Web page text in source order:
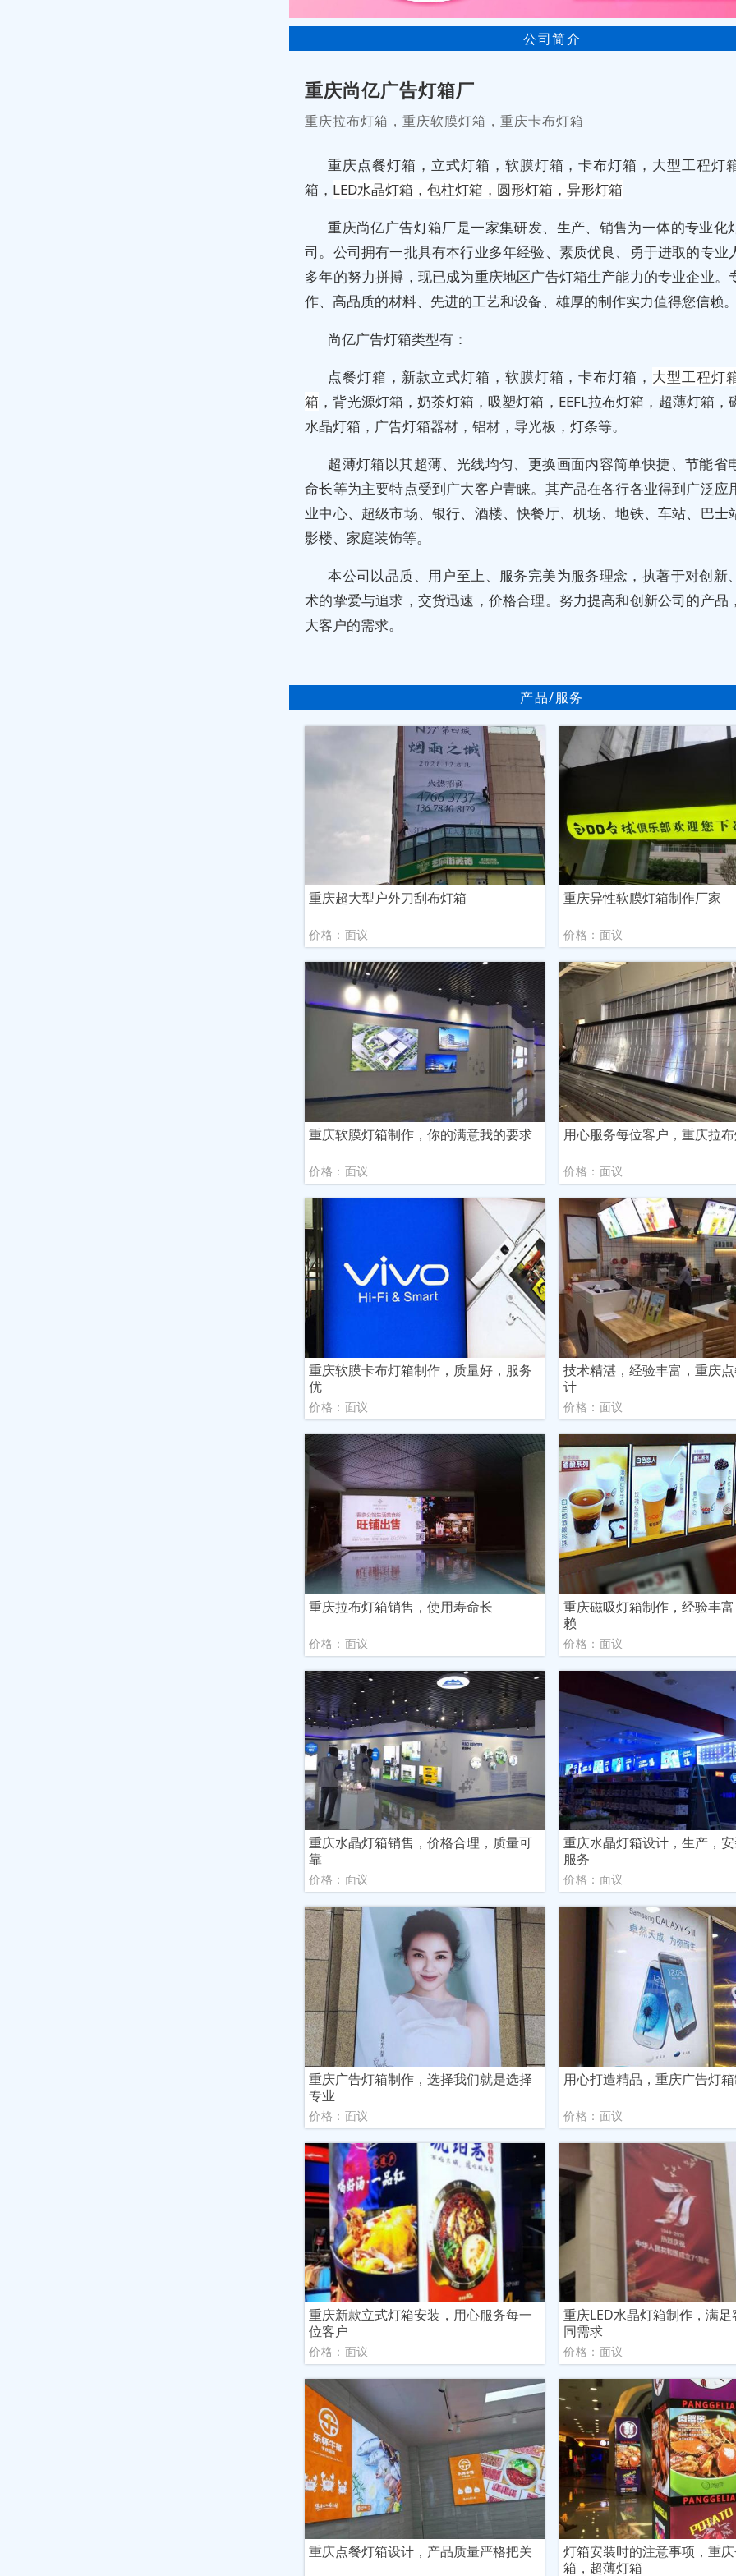
公司简介
重庆尚亿广告灯箱厂
重庆拉布灯箱，重庆软膜灯箱，重庆卡布灯箱
重庆点餐灯箱，立式灯箱，软膜灯箱，卡布灯箱，大型工程灯
箱， LED水晶灯箱，包柱灯箱，圆形灯箱，异形灯箱
重庆尚亿广告灯箱厂是一家集研发、生产、销售为一体的专业化
司。公司拥有一批具有本行业多年经验、素质优良、勇于进取的专业
多年的努力拼搏，现已成为重庆地区广告灯箱生产能力的专业企业。
作、高品质的材料、先进的工艺和设备、雄厚的制作实力值得您信赖
尚亿广告灯箱类型有：
点餐灯箱，新款立式灯箱，软膜灯箱，卡布灯箱， 大型工程灯
箱 ，背光源灯箱，奶茶灯箱，吸塑灯箱，EEFL拉布灯箱，超薄灯箱，
水晶灯箱，广告灯箱器材，铝材，导光板，灯条等。
超薄灯箱以其超薄、光线均匀、更换画面内容简单快捷、节能省
命长等为主要特点受到广大客户青睐。其产品在各行各业得到广泛应
业中心、超级市场、银行、酒楼、快餐厅、机场、地铁、车站、巴士
影楼、家庭装饰等。
本公司以品质、用户至上、服务完美为服务理念，执著于对创新
术的挚爱与追求，交货迅速，价格合理。努力提高和创新公司的产品
大客户的需求。
产品/服务
重庆超大型户外刀刮布灯箱
价格：面议
重庆异性软膜灯箱制作厂家
价格：面议
重庆软膜灯箱制作，你的满意我的要求
价格：面议
用心服务每位客户，重庆拉
价格：面议
重庆软膜卡布灯箱制作，质量好，服务
优
价格：面议
技术精湛，经验丰富，重庆
计
价格：面议
重庆拉布灯箱销售，使用寿命长
价格：面议
重庆磁吸灯箱制作，经验丰
赖
价格：面议
重庆水晶灯箱销售，价格合理，质量可
靠
价格：面议
重庆水晶灯箱设计，生产，
服务
价格：面议
重庆广告灯箱制作，选择我们就是选择
专业
价格：面议
用心打造精品，重庆广告灯
价格：面议
重庆新款立式灯箱安装，用心服务每一
位客户
价格：面议
重庆LED水晶灯箱制作，满
同需求
价格：面议
重庆点餐灯箱设计，产品质量严格把关
灯箱安装时的注意事项，重
箱，超薄灯箱